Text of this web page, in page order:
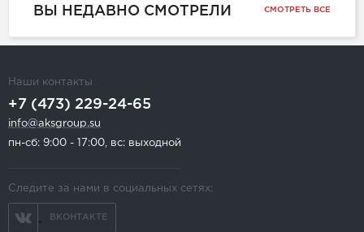
ВЫ НЕДАВНО СМОТРЕЛИ СМОТРЕТЬ ВСЕ
Наши контакты
+7 (473) 229-24-65
info@aksgroup.su
пн-сб: 9:00 - 17:00, вс: выходной
Следите за нами в социальных сетях:
ВКОНТАКТЕ